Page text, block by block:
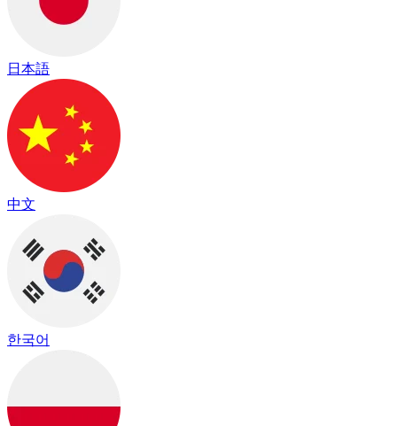
日本語
中文
한국어